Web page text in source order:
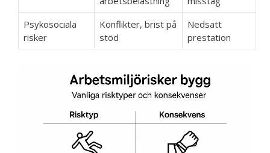
Psykosociala
risker
Konflikter, brist på
stöd
Nedsatt
prestation